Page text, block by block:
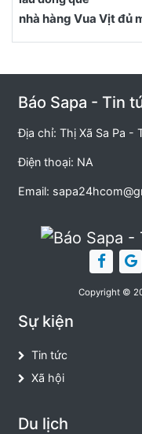
nhà hàng Vua Vịt đủ
Báo Sapa - Tin
Địa chỉ: Thị Xã Sa Pa -
Điện thoại: NA
Email:
Copyright ©
Sự kiện
Tin tức
Xã hội
Du lịch